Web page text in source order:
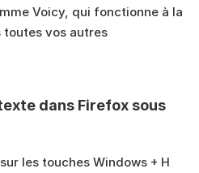
Voicy, qui fonctionne à la
vos autres
dans Firefox sous
les touches Windows + H